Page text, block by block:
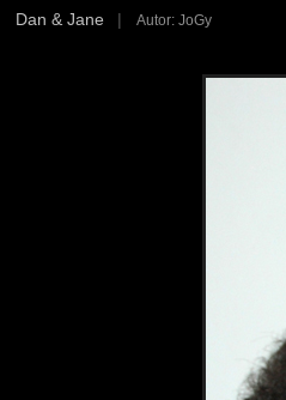
Dan & Jane | Autor: JoGy